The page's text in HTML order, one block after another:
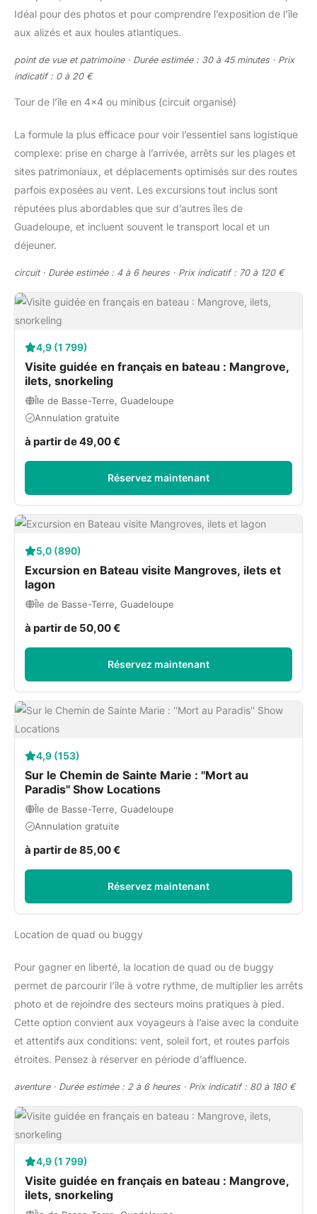
Idéal pour des photos et pour comprendre l’exposition de l’île
aux alizés et aux houles atlantiques.
point de vue et patrimoine · Durée estimée : 30 à 45 minutes · Prix
indicatif : 0 à 20 €
Tour de l’île en 4×4 ou minibus (circuit organisé)
La formule la plus efficace pour voir l’essentiel sans logistique
complexe: prise en charge à l’arrivée, arrêts sur les plages et
sites patrimoniaux, et déplacements optimisés sur des routes
parfois exposées au vent. Les excursions tout inclus sont
réputées plus abordables que sur d’autres îles de
Guadeloupe, et incluent souvent le transport local et un
déjeuner.
circuit · Durée estimée : 4 à 6 heures · Prix indicatif : 70 à 120 €
4,9 (1 799)
Visite guidée en français en bateau : Mangrove,
ilets, snorkeling
Île de Basse-Terre, Guadeloupe
Annulation gratuite
à partir de 49,00 €
Réservez maintenant
5,0 (890)
Excursion en Bateau visite Mangroves, ilets et
lagon
Île de Basse-Terre, Guadeloupe
à partir de 50,00 €
Réservez maintenant
4,9 (153)
Sur le Chemin de Sainte Marie : ''Mort au
Paradis'' Show Locations
Île de Basse-Terre, Guadeloupe
Annulation gratuite
à partir de 85,00 €
Réservez maintenant
Location de quad ou buggy
Pour gagner en liberté, la location de quad ou de buggy
permet de parcourir l’île à votre rythme, de multiplier les arrêts
photo et de rejoindre des secteurs moins pratiques à pied.
Cette option convient aux voyageurs à l’aise avec la conduite
et attentifs aux conditions: vent, soleil fort, et routes parfois
étroites. Pensez à réserver en période d’affluence.
aventure · Durée estimée : 2 à 6 heures · Prix indicatif : 80 à 180 €
4,9 (1 799)
Visite guidée en français en bateau : Mangrove,
ilets, snorkeling